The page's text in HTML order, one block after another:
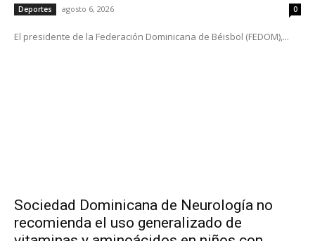
Deportes agosto 6, 2026 0
El presidente de la Federación Dominicana de Béisbol (FEDOM),...
Sociedad Dominicana de Neurología no
recomienda el uso generalizado de